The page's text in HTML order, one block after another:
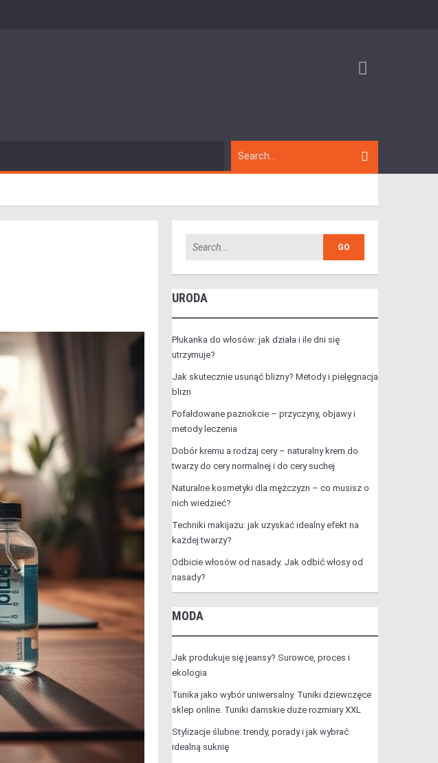
URODA
Płukanka do włosów: jak działa i ile dni się
utrzymuje?
Jak skutecznie usunąć blizny? Metody i pielęgnacja
blizn
Pofałdowane paznokcie – przyczyny, objawy i
metody leczenia
Dobór kremu a rodzaj cery – naturalny krem do
twarzy do cery normalnej i do cery suchej
Naturalne kosmetyki dla mężczyzn – co musisz o
nich wiedzieć?
Techniki makijażu: jak uzyskać idealny efekt na
każdej twarzy?
Odbicie włosów od nasady. Jak odbić włosy od
nasady?
MODA
Jak produkuje się jeansy? Surowce, proces i
ekologia
Tunika jako wybór uniwersalny. Tuniki dziewczęce
sklep online. Tuniki damskie duże rozmiary XXL
Stylizacje ślubne: trendy, porady i jak wybrać
idealną suknię